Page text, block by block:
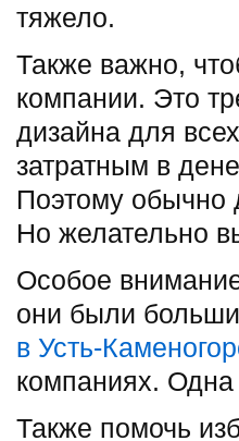
тяжело.
Также важно,
компании. Это
дизайна для
затратным в
Поэтому обычно
Но желательно
Особое
они были
в Усть-
компаниях.
Также помочь